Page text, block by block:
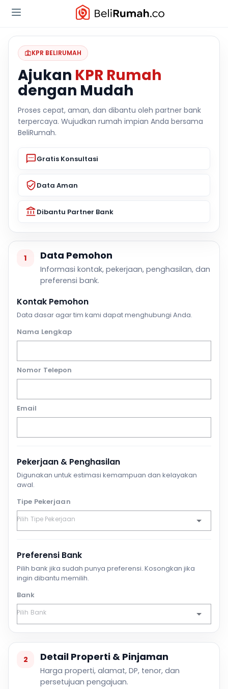
KPR BELIRUMAH
Ajukan KPR Rumah
dengan Mudah
Proses cepat, aman, dan dibantu oleh partner bank
terpercaya. Wujudkan rumah impian Anda bersama
BeliRumah.
Gratis Konsultasi
Data Aman
Dibantu Partner Bank
1 Data Pemohon
Informasi kontak, pekerjaan, penghasilan, dan
preferensi bank.
Kontak Pemohon
Data dasar agar tim kami dapat menghubungi Anda.
Nama Lengkap
Nomor Telepon
Email
Pekerjaan & Penghasilan
Digunakan untuk estimasi kemampuan dan kelayakan
awal.
Tipe Pekerjaan
Preferensi Bank
Pilih bank jika sudah punya preferensi. Kosongkan jika
ingin dibantu memilih.
Bank
2 Detail Properti & Pinjaman
Harga properti, alamat, DP, tenor, dan
persetujuan pengajuan.